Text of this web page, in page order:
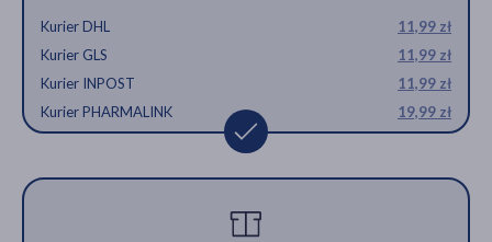
Kurier DHL
11,99 zł
Kurier GLS
11,99 zł
Kurier INPOST
11,99 zł
Kurier PHARMALINK
19,99 zł